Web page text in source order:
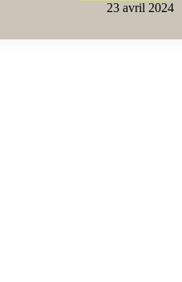
23 avril 2024